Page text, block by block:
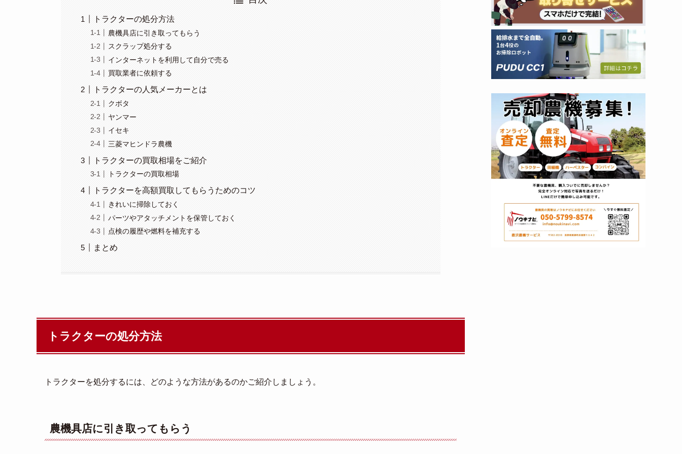
トラクターの処分方法
農機具店に引き取ってもらう
スクラップ処分する
インターネットを利用して自分で売る
買取業者に依頼する
トラクターの人気メーカーとは
クボタ
ヤンマー
イセキ
三菱マヒンドラ農機
トラクターの買取相場をご紹介
トラクターの買取相場
トラクターを高額買取してもらうためのコツ
きれいに掃除しておく
パーツやアタッチメントを保管しておく
点検の履歴や燃料を補充する
まとめ
トラクターの処分方法
トラクターを処分するには、どのような方法があるのかご紹介しましょう。
農機具店に引き取ってもらう